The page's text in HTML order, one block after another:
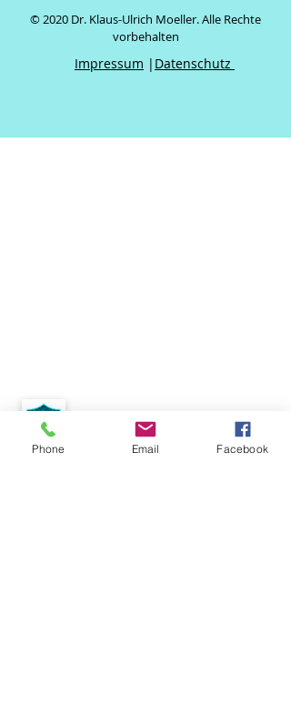
© 2020 Dr. Klaus-Ulrich Moeller. Alle Rechte
vorbehalten
Impressum | Datenschutz
Phone Email Facebook